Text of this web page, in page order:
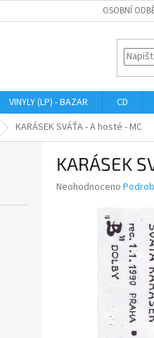
OSOBNÍ
VINYLY (LP) - BAZAR CD
KARÁSEK SVÁŤA - A hosté - MC
KARÁSEK
Průměrné
Neohodnoceno